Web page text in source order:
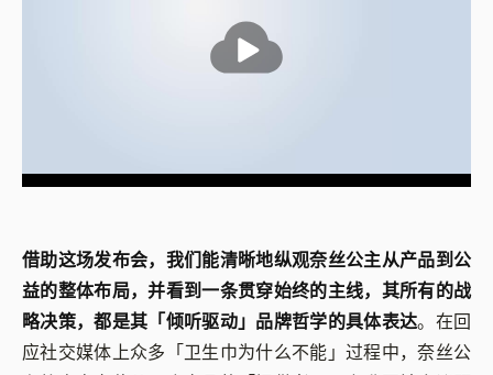
借助这场发布会，我们能清晰地纵观奈丝公主从产品到公
益的整体布局，并看到一条贯穿始终的主线，其所有的战
略决策，都是其「倾听驱动」品牌哲学的具体表达。在回
应社交媒体上众多「卫生巾为什么不能」过程中，奈丝公